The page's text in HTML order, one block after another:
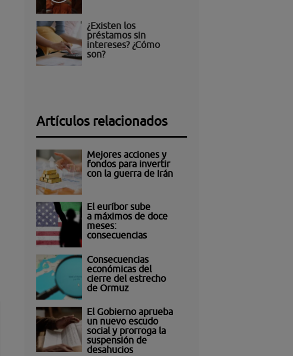
¿Existen los
préstamos sin
intereses? ¿Cómo
son?
Artículos relacionados
Mejores acciones y
fondos para invertir
con la guerra de Irán
El euríbor sube
a máximos de doce
meses:
consecuencias
Consecuencias
económicas del
cierre del estrecho
de Ormuz
El Gobierno aprueba
un nuevo escudo
social y prorroga la
suspensión de
desahucios